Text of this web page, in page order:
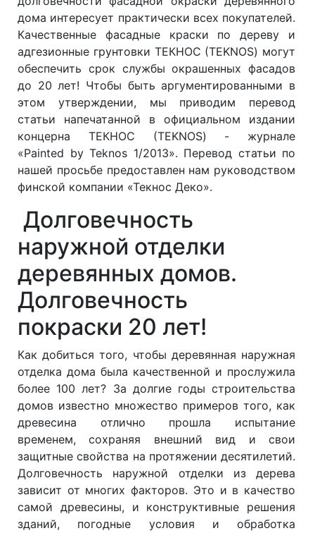
дома интересует практически всех покупателей.
Качественные фасадные краски по дереву и
адгезионные грунтовки ТЕКНОС (TEKNOS) могут
обеспечить срок службы окрашенных фасадов
до 20 лет! Чтобы быть аргументированными в
этом утверждении, мы приводим перевод
статьи напечатанной в официальном издании
концерна ТЕКНОС (TEKNOS) - журнале
«Painted by Teknos 1/2013». Перевод статьи по
нашей просьбе предоставлен нам руководством
финской компании «Текнос Деко».
Долговечность
наружной отделки
деревянных домов.
Долговечность
покраски 20 лет!
Как добиться того, чтобы деревянная наружная
отделка дома была качественной и прослужила
более 100 лет? За долгие годы строительства
домов известно множество примеров того, как
древесина отлично прошла испытание
временем, сохраняя внешний вид и свои
защитные свойства на протяжении десятилетий.
Долговечность наружной отделки из дерева
зависит от многих факторов. Это и в качество
самой древесины, и конструктивные решения
зданий, погодные условия и обработка